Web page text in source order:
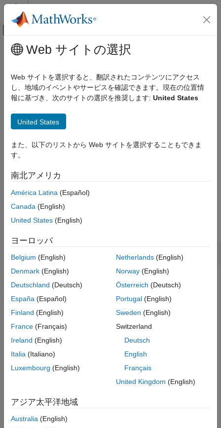
コンテンツへスキップ
オフキャンバス ナビゲーション メ
ドキュメンテーションのホーム
Datafeed Toolbox
Financial Data
ON THIS PAGE
Syntax
Examples
Input Arguments
Version History
See Also
メインコンテンツ
close
CloseCQGconnection
Syntax
Description
Examples
Create the CQG connection object c using cqg
c = cqg;
Create the CQG connection usingstartUp
Close the connection using the CQG connection object
close(c)
Web サイトの選択
Web サイトを選択すると、翻訳されたコンテンツにアクセス
し、地域のイベントやサービスを確認できます。現在の位置情
報に基づき、次のサイトの選択を推奨します: United States
United States
また、以下のリストから Web サイトを選択することもできま
す。
南北アメリカ
América Latina (Español)
Canada (English)
United States (English)
ヨーロッパ
Belgium (English)
Denmark (English)
Deutschland (Deutsch)
España (Español)
Finland (English)
France (Français)
Ireland (English)
Italia (Italiano)
Luxembourg (English)
Netherlands(English)
Norway(English)
Österreich (Deutsch)
Portugal(English)
Sweden (English)
Switzerland
Deutsch
English
Français
United Kingdom (English)
アジア太平洋地域
Australia (English)